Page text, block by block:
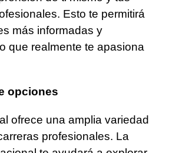
Esto te permitirá
más informadas y
que realmente te apasiona
opciones
ofrece una amplia variedad
profesionales. La